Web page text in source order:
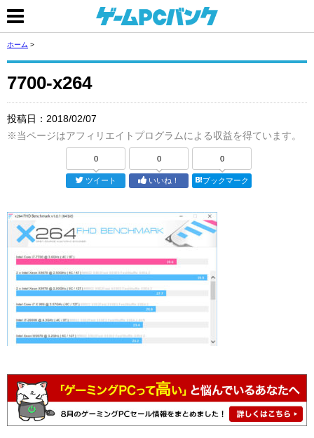
ホーム >
7700-x264
投稿日： 2018/02/07
※当ページはアフィリエイトプログラムによる収益を得ています。
0
ツイート
0
いいね！
0
ブックマーク